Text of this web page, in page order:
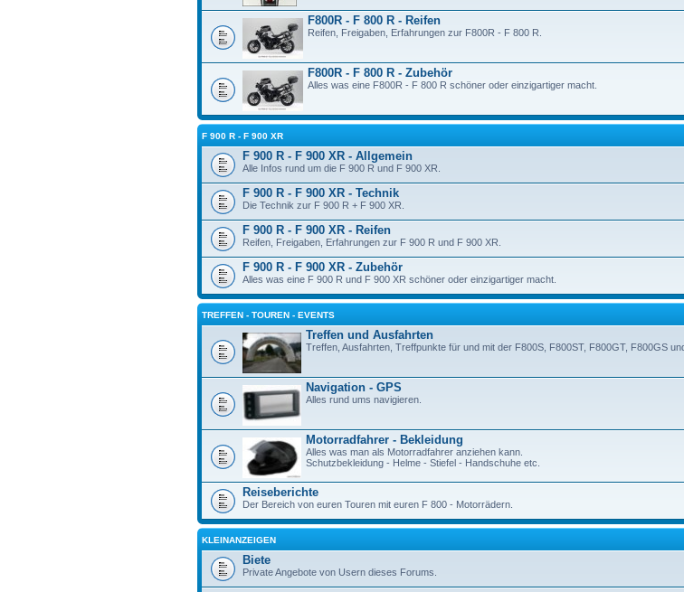
F800R - F 800 R - Reifen
Reifen, Freigaben, Erfahrungen zur F800R - F 800 R.
F800R - F 800 R - Zubehör
Alles was eine F800R - F 800 R schöner oder einzigartiger macht.
F 900 R - F 900 XR
F 900 R - F 900 XR - Allgemein
Alle Infos rund um die F 900 R und F 900 XR.
F 900 R - F 900 XR - Technik
Die Technik zur F 900 R + F 900 XR.
F 900 R - F 900 XR - Reifen
Reifen, Freigaben, Erfahrungen zur F 900 R und F 900 XR.
F 900 R - F 900 XR - Zubehör
Alles was eine F 900 R und F 900 XR schöner oder einzigartiger macht.
TREFFEN - TOUREN - EVENTS
Treffen und Ausfahrten
Treffen, Ausfahrten, Treffpunkte für und mit der F800S, F800ST, F800GT, F800GS
Navigation - GPS
Alles rund ums navigieren.
Motorradfahrer - Bekleidung
Alles was man als Motorradfahrer anziehen kann.
Schutzbekleidung - Helme - Stiefel - Handschuhe etc.
Reiseberichte
Der Bereich von euren Touren mit euren F 800 - Motorrädern.
KLEINANZEIGEN
Biete
Private Angebote von Usern dieses Forums.